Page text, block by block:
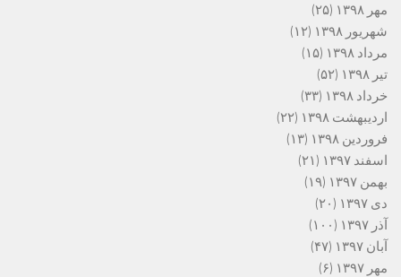
مهر ۱۳۹۸
(۲۵)
شهریور ۱۳۹۸
(۱۲)
مرداد ۱۳۹۸
(۱۵)
تیر ۱۳۹۸
(۵۲)
خرداد ۱۳۹۸
(۳۳)
اردیبهشت ۱۳۹۸
(۲۲)
فروردین ۱۳۹۸
(۱۳)
اسفند ۱۳۹۷
(۲۱)
بهمن ۱۳۹۷
(۱۹)
دی ۱۳۹۷
(۲۰)
آذر ۱۳۹۷
(۱۰۰)
آبان ۱۳۹۷
(۴۷)
مهر ۱۳۹۷
(۶)